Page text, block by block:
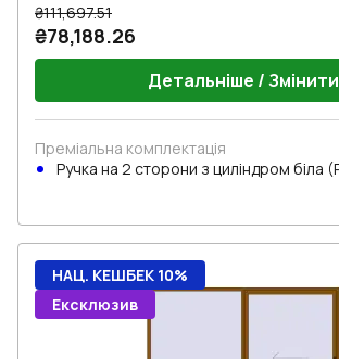
₴111,697.51
₴78,188.26
Детальніше / Змінити
Преміальна комплектація
Ручка на 2 сторони з циліндром біла
НАЦ. КЕШБЕК 10%
Ексклюзив